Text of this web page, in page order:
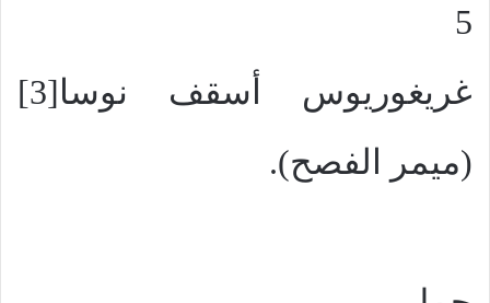
5
غريغوريوس أسقف نوسا[3]
(ميمر الفصح).